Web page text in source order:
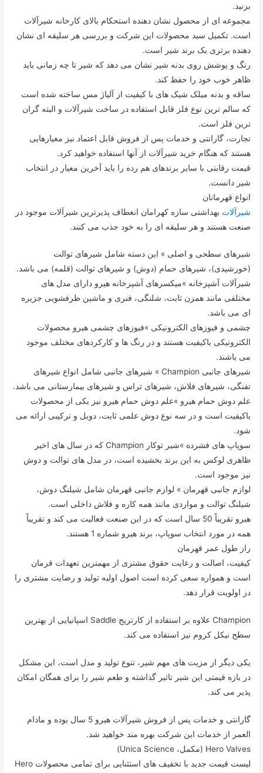
بزنید.
مجموعه ای از محصول نشان دهنده استحکام بالای کارخانه شیرآلات
است. تکمیل سبد محصولات این شرکت و بررسی هر سلیقه ای نشان
دهنده برتری یک برند شیر است.
رنگ و پوشش روی بدنه شیر نشان می دهد که شیر تا چه زمانی باید
ظاهر خوب خود را حفظ کند.
ساقه و بدنه میلک شیک های با کیفیت از آلیاژ مس ساخته شده است
که سالم ترین نوع فلز قابل استفاده در ساخت شیرآلات و البته گران
ترین فلز است.
تجارت، گارانتی و خدمات پس از فروش قابل اعتماد نیز معیارهایی
هستند که هنگام خرید شیرآلات از آنها استفاده خواهید کرد.
قیمت رقابتی با سایر برندهای هم رده را باید آخرین معیار در انتخاب
شیر دانست.
انواع قهرمانان
شیرآلات بهداشتی سازه کهرامان انعطاف پذیرترین شیرآلات موجود در
صنعت هستند و هر سلیقه ای را به خود جذب می کنند.
شیرهای سطحی و اصلی » این دسته شامل شیرهای توالت
(خورشیدی)، شیرهای حمام (دوش) و شیرهای توالت (قلمه) می باشد.
شیرآلات آشپزخانه »میکسرهای آشپزخانه هیرو دارای مدل های
مختلفی مانند همزن ثابت، شلنگی، فنری و ماشین ظرفشویی جزیره
ای می باشد.
چشمی و فیوزهای الکترونیکی »فیوزهای چشمی هیرو محصولات
الکترونیکی باکیفیت هستند و در رنگ ها و کارکردهای مختلف موجود
می باشند.
شیرهای جانبی Champion » شیرهای جانبی شامل انواع شیرهای
تفنگی، شیرهای فلاش، شیرهای تراس و شیرهای بیمارستانی می باشد.
علم دوش حمام هیرو »علم دوش حمام هیرو نیز یکی از محصولات
باکیفیت است و در سه نوع دوش علمی ثابت، دوبل و ترکیبی ارائه می
شود.
سوپاپ های فشرده »شیر توکار Champion که در سال های اخیر
ظاهری لوکس به این برند بخشیده است، در مدل های توالت و دوش
نیز موجود است.
لوازم جانبی قهرمان » لوازم جانبی قهرمان شامل شیلنگ دوش،
شیلنگ توالت و مواردی مانند همه کاره و فلاش داخلی است.
هیرو تقریباً 50 سال است که در این صنعت فعالیت می کند و تقریباً
همه در مورد انتخاب سوپاپ، برند هیرو شماره 1 هستند.
راز طول عمر قهرمان
کیفیت، اصالت و رعایت حقوق مشتری از مهمترین تعهدات قرمان
است و همواره سعی کرده است اصول اولیه تولید و رضایت مشتری را
در اولویت قرار دهد.
Champion علاوه بر استفاده از کارتریج Saddle اسپانیایی از بهترین
سطح نیکل کروم نیز استفاده می کند.
یکی دیگر از مزیت های مهم شیر، تنوع تولید و مدل است، این مشکل
در بازه قیمتی این شیر تاثیر گذاشته و طعم شیر را برای همگان امکان
پذیر می کند.
گارانتی و خدمات پس از فروش شیرآلات هیرو 5 سال بوده و مادام
العمر از خدمات این شرکت بهره مند خواهید شد.
Hero Valves (مکمل، Unica Science)
لیست قیمت جدید با تخفیف های استثنایی برای تمامی محصولات Hero